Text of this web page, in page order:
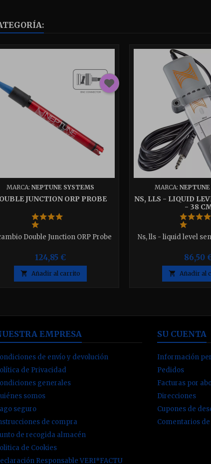
MARCA: NEPTUNE SYSTEMS
JUNCTION ORP PROBE
Double Junction ORP Probe
124,85 €
 Añadir al carrito
MARCA:
NS, LLS - LIQUID
- 38
Ns, lls - liquid level
86,50
 Añadir al
EMPRESA
de envío y devolución
de Privacidad
generales
somos
seguro
de compra
de recogida almacén
de Cookies
Responsable VERI*FACTU
SU CUENTA
Información
Pedidos
Facturas por
Direcciones
Cupones de
Comentarios